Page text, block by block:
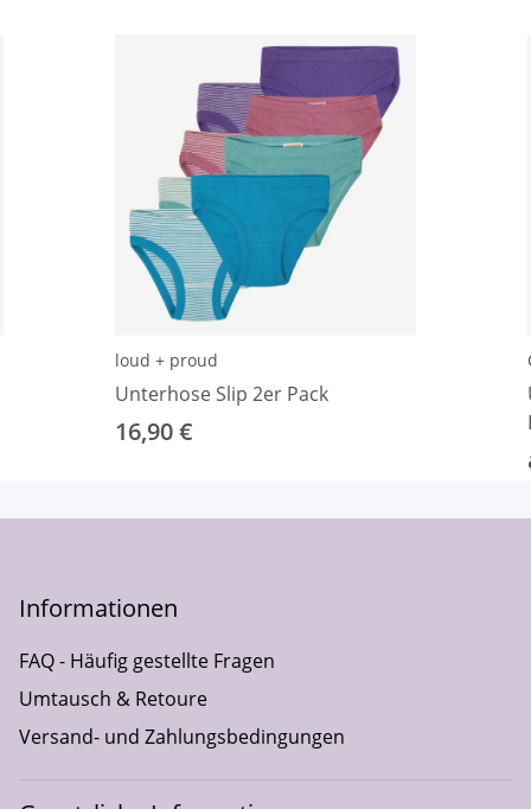
loud + proud
Unterhose Slip 2er Pack
16,90 €
Informationen
FAQ - Häufig gestellte Fragen
Umtausch & Retoure
Versand- und Zahlungsbedingungen